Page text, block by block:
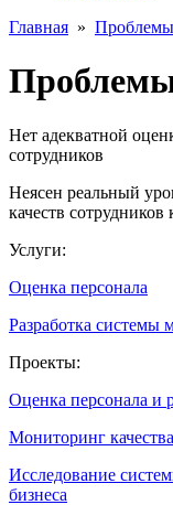
Главная »
Нет адекватной
сотрудников
Неясен реальный
качеств
Услуги:
Оценка персонала
Разработка системы
Проекты:
Оценка персонала и
Мониторинг
Исследование
бизнеса